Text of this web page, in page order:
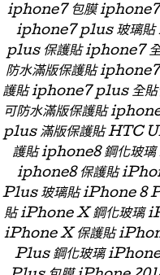
iphone7 包膜 iphone7
iphone7 plus 玻璃
plus 保護貼 iphone7
防水滿版保護貼
護貼 iphone7 plus 全
可防水滿版保護貼
plus 滿版保護貼 HTC
護貼 iphone8 鋼化玻
iphone8 保護貼
Plus 玻璃貼 iPhone 8
貼 iPhone X 鋼化玻璃
iPhone X 保護貼
Plus 鋼化玻璃